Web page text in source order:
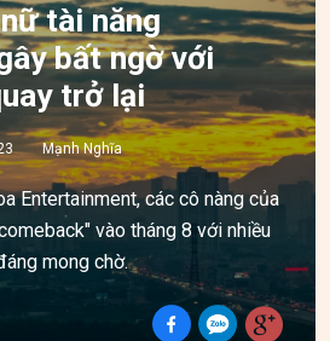
tài năng
bất ngờ với
trở lại
Mạnh Nghĩa
Entertainment, các cô nàng của
vào tháng 8 với nhiều
mong chờ.